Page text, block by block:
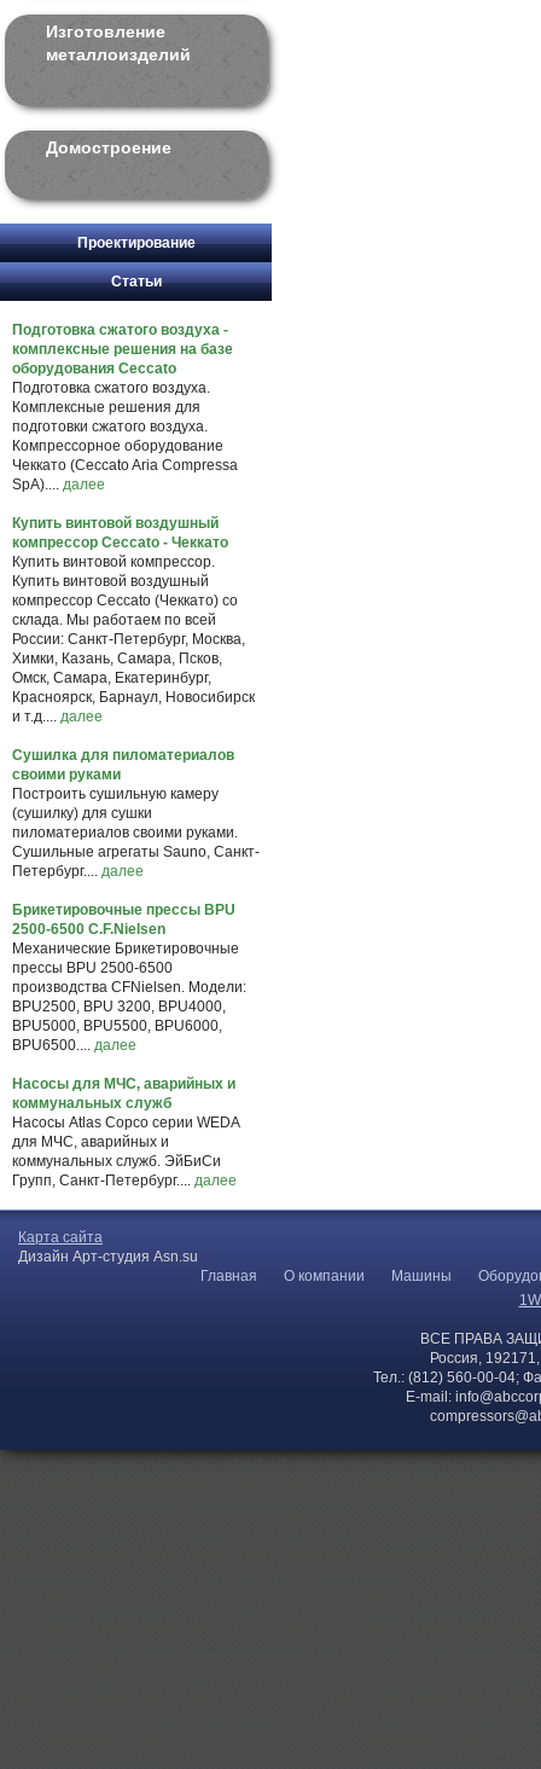
Изготовление
металлоизделий
Домостроение
Проектирование
Статьи
Подготовка сжатого воздуха -
комплексные решения на базе
оборудования Ceccato
Подготовка сжатого воздуха.
Комплексные решения для
подготовки сжатого воздуха.
Компрессорное оборудование
Чеккато (Ceccato Aria Compressa
SpA).... далее
Купить винтовой воздушный
компрессор Ceccato - Чеккато
Купить винтовой компрессор.
Купить винтовой воздушный
компрессор Ceccato (Чеккато) со
склада. Мы работаем по всей
России: Санкт-Петербург, Москва,
Химки, Казань, Самара, Псков,
Омск, Самара, Екатеринбург,
Красноярск, Барнаул, Новосибирск
и т.д.... далее
Сушилка для пиломатериалов
своими руками
Построить сушильную камеру
(сушилку) для сушки
пиломатериалов своими руками.
Сушильные агрегаты Sauno, Санкт-
Петербург.... далее
Брикетировочные прессы BPU
2500-6500 C.F.Nielsen
Механические Брикетировочные
прессы BPU 2500-6500
производства CFNielsen. Модели:
BPU2500, BPU 3200, BPU4000,
BPU5000, BPU5500, BPU6000,
BPU6500.... далее
Насосы для МЧС, аварийных и
коммунальных служб
Насосы Atlas Copco серии WEDA
для МЧС, аварийных и
коммунальных служб. ЭйБиСи
Групп, Санкт-Петербург.... далее
Карта сайта
Дизайн Арт-студия Asn.su
Главная
О компании Машины
ВСЕ ПРАВА
Россия,
Тел.: (812) 560-00-04;
E-mail: